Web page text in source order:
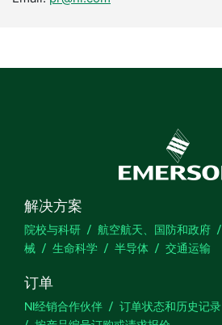
解决方案
院校与科研 航空航天、国防和政府
械
生命科学 半导体 交通运输
订单
NI经销合作伙伴 订单状态和历史记录